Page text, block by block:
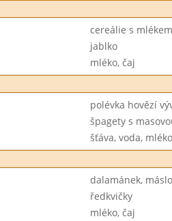
cereálie s mlékem
jablko
mléko, čaj
polévka hovězí
špagety s
šťáva, voda, mléko
dalamánek, máslo
ředkvičky
mléko, čaj